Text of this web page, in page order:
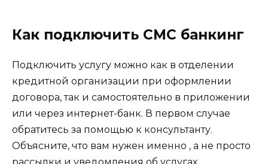
Как подключить СМС банкинг
Подключить услугу можно как в отделении
кредитной организации при оформлении
договора, так и самостоятельно в приложении
или через интернет-банк. В первом случае
обратитесь за помощью к консультанту.
Объясните, что вам нужен именно , а не просто